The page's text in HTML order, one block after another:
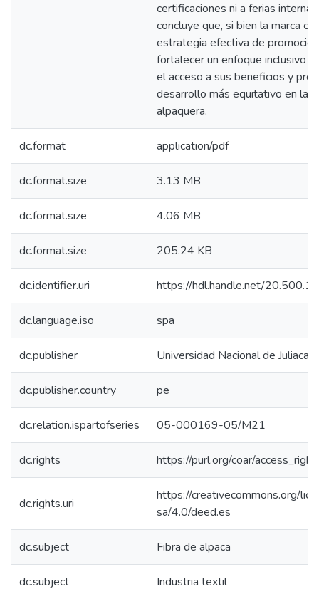
certificaciones ni a ferias
concluye que, si bien la marca
estrategia efectiva de
fortalecer un enfoque inclusivo
el acceso a sus beneficios y
desarrollo más equitativo en la
alpaquera.
dc.format application/pdf
dc.format.size 3.13 MB
dc.format.size 4.06 MB
dc.format.size 205.24 KB
dc.identifier.uri https://hdl.handle.net/
dc.language.iso spa
dc.publisher Universidad Nacional de Juliaca
dc.publisher.country pe
dc.relation.ispartofseries 05-000169-05/M21
dc.rights https://purl.org/coar/
dc.rights.uri
https://creativecommons.org/
sa/4.0/deed.es
dc.subject Fibra de alpaca
dc.subject Industria textil